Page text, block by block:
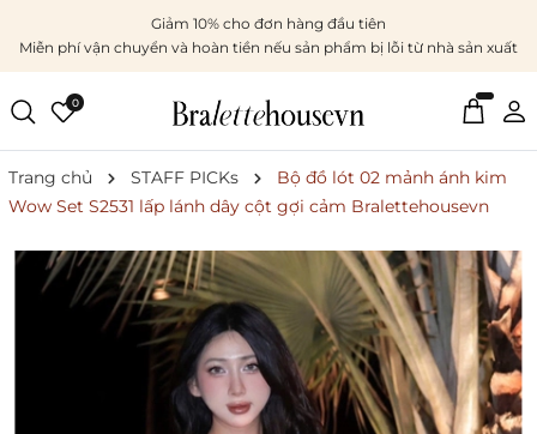
Giảm 10% cho đơn hàng đầu tiên
Miễn phí vận chuyển và hoàn tiền nếu sản phẩm bị lỗi từ nhà sản xuất
0
Trang chủ STAFF PICKs
Bộ đồ lót 02 mảnh ánh kim
Wow Set S2531 lấp lánh dây cột gợi cảm Bralettehousevn